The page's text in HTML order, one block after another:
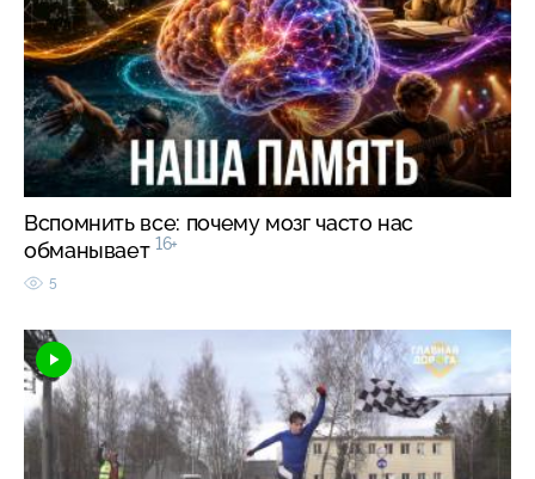
Вспомнить все: почему мозг часто нас
обманывает 16+
5